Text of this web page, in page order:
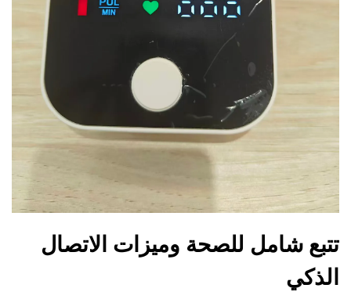
تتبع شامل للصحة وميزات الاتصال
الذكي